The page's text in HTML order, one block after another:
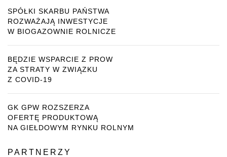
SPÓŁKI SKARBU PAŃSTWA
ROZWAŻAJĄ INWESTYCJE
W BIOGAZOWNIE ROLNICZE
BĘDZIE WSPARCIE Z PROW
ZA STRATY W ZWIĄZKU
Z COVID-19
GK GPW ROZSZERZA
OFERTĘ PRODUKTOWĄ
NA GIEŁDOWYM RYNKU ROLNYM
PARTNERZY